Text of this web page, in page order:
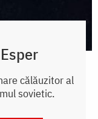
călăuzitor al
sovietic.